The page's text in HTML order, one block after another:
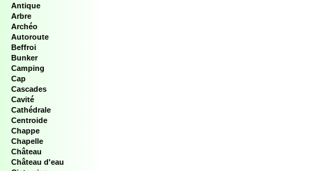
Antique
Arbre
Archéo
Autoroute
Beffroi
Bunker
Camping
Cap
Cascades
Cavité
Cathédrale
Centroide
Chappe
Chapelle
Château
Château d'eau